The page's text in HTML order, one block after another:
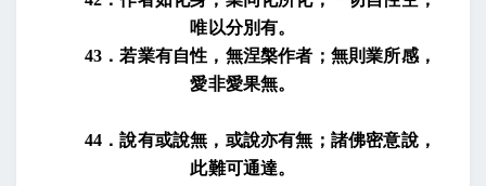
唯以分別有。
43 ．若業有自性，無涅槃作者；無則業所感，
愛非愛果無。
44 ．說有或說無，或說亦有無；諸佛密意說，
此難可通達。